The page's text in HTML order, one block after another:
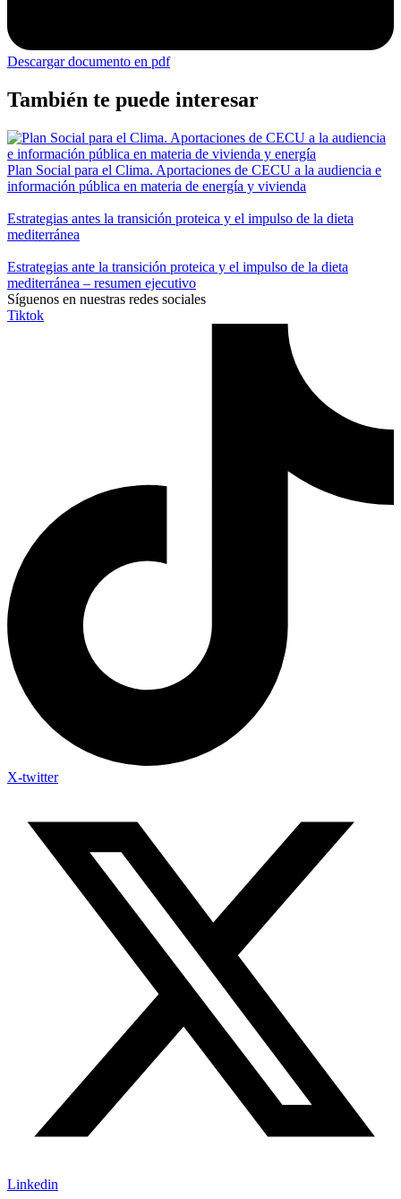
Descargar documento en pdf
También te puede interesar
Plan Social para el Clima. Aportaciones de CECU a la audiencia e
información pública en materia de energía y vivienda
Estrategias antes la transición proteica y el impulso de la dieta
mediterránea
Estrategias ante la transición proteica y el impulso de la dieta
mediterránea – resumen ejecutivo
Síguenos en nuestras redes sociales
Tiktok
X-twitter
Linkedin